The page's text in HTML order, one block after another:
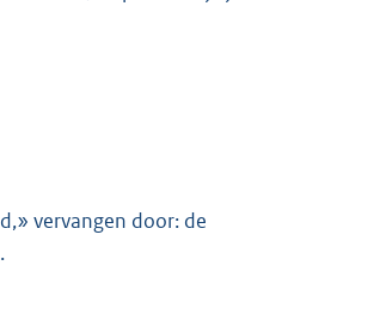
vervangen door: de